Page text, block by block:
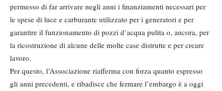
permesso di far arrivare negli anni i finanziamenti necessari per
le spese di luce e carburante utilizzato per i generatori e per
garantire il funzionamento di pozzi d’acqua pulita o, ancora, per
la ricostruzione di alcune delle molte case distrutte e per creare
lavoro.
Per questo, l’Associazione riafferma con forza quanto espresso
gli anni precedenti, e ribadisce che fermare l’embargo è a oggi